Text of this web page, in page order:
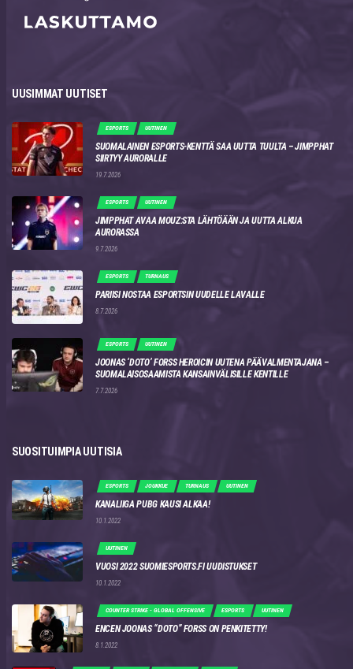
UUSIMMAT UUTISET
ESPORTS UUTINEN
SUOMALAINEN ESPORTS-KENTTÄ SAA UUTTA TUULTA – JIMPPHAT
SIIRTYY AURORALLE
19.7.2026
ESPORTS UUTINEN
JIMPPHAT AVAA MOUZ:STA LÄHTÖÄÄN JA UUTTA ALKUA
AURORASSA
9.7.2026
ESPORTS TURNAUS
PARIISI NOSTAA ESPORTSIN UUDELLE LAVALLE
8.7.2026
ESPORTS UUTINEN
JOONAS ‘DOTO’ FORSS HEROICIN UUTENA PÄÄVALMENTAJANA –
SUOMALAISOSAAMISTA KANSAINVÄLISILLE KENTILLE
7.7.2026
SUOSITUIMPIA UUTISIA
ESPORTS JOUKKUE TURNAUS UUTINEN
KANALIIGA PUBG KAUSI ALKAA!
10.1.2022
UUTINEN
VUOSI 2022 SUOMIESPORTS.FI UUDISTUKSET
10.1.2022
COUNTER STRIKE - GLOBAL OFFENSIVE ESPORTS UUTINEN
ENCEN JOONAS “DOTO” FORSS ON PENKITETTY!
8.1.2022